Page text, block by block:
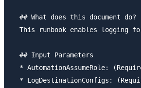
  ## What does this document do?
This runbook enables logging
  ## Input Parameters
* AutomationAssumeRole:
* LogDestinationConfigs: